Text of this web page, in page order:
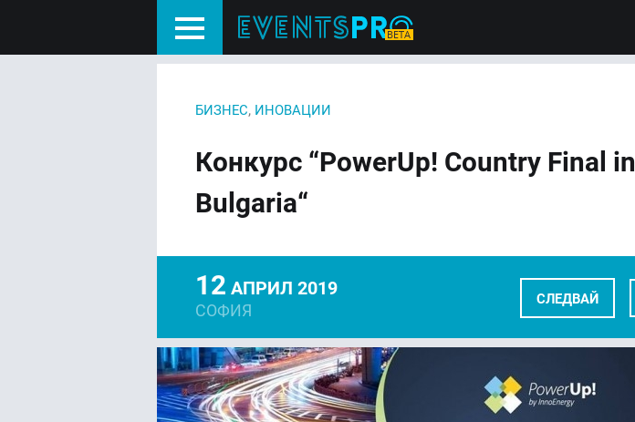
БИЗНЕС, ИНОВАЦИИ
Конкурс “PowerUp! Country Final in
Bulgaria“
СЛЕДВАЙ
12 АПРИЛ 2019
СОФИЯ
FACEBOOK LINKEDIN